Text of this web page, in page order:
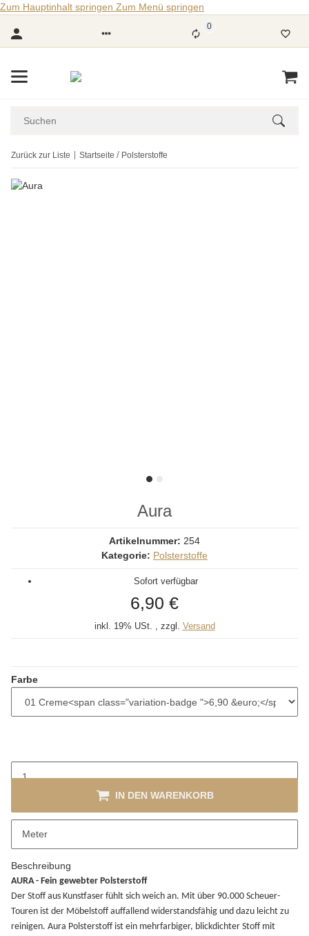
Zum Hauptinhalt springen Zum Menü springen
0
Zurück zur Liste Startseite Polsterstoffe
Aura
Artikelnummer: 254
Kategorie: Polsterstoffe
Sofort verfügbar
6,90 €
inkl. 19% USt. , zzgl. Versand
Farbe
Meter
IN DEN WARENKORB
Dieser Artikel hat Variationen. Wählen Sie bitte die gewünschte
Beschreibung
AURA - Fein gewebter Polsterstoff
Der Stoff aus Kunstfaser fühlt sich weich an. Mit über 90.000 Scheuer-
Touren ist der Möbelstoff auffallend widerstandsfähig und dazu leicht zu
reinigen. Aura Polsterstoff ist ein mehrfarbiger, blickdichter Stoff mit